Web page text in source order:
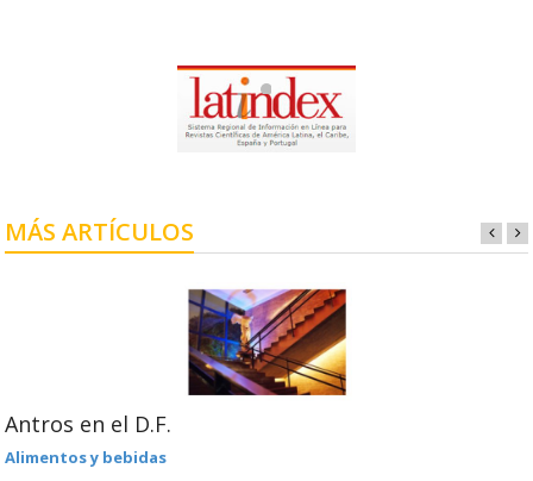
MÁS ARTÍCULOS
Antros en el D.F.
Alimentos y bebidas